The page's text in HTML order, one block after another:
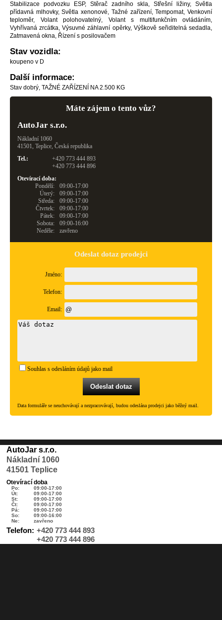
Stabilizace podvozku ESP, Stěrač zadního skla, Střešní ližiny, Světla
přídavná mlhovky, Světla xenonové, Tažné zařízení, Tempomat, Venkovní
teploměr, Volant polohovatelný, Volant s multifunkčním ovládáním,
Vyhřívaná zrcátka, Výsuvné záhlavní opěrky, Výškově seřiditelná sedadla,
Zatmavená okna, Řízení s posilovačem
Stav vozidla:
koupeno v D
Další informace:
Stav dobrý, TAŽNÉ ZAŘÍZENÍ NA 2.500 KG
Máte zájem o tento vůz?
AutoJar s.r.o.
Nákladní 1060
41501, Teplice, Česká republika
Tel.:
+420 773 444 893
+420 773 444 896
Otevírací doba:
Pondělí:
09:00-17:00
Úterý:
09:00-17:00
Středa:
09:00-17:00
Čtvrtek:
09:00-17:00
Pátek:
09:00-17:00
Sobota:
09:00-16:00
Neděle:
zavřeno
Odeslat dotaz prodejci
Jméno:
Telefon:
Email:
Souhlas s odesláním údajů jako mail
Data formuláře se neuchovávají a nezpracovávají, budou odeslána prodejci jako běžný mail.
AutoJar s.r.o.
Nákladní 1060
41501 Teplice
Otevírací doba
Po:
09:00-17:00
Út:
09:00-17:00
St:
09:00-17:00
Čt:
09:00-17:00
Pá:
09:00-17:00
So:
09:00-16:00
Ne:
zavřeno
Telefon: +420 773 444 893
+420 773 444 896